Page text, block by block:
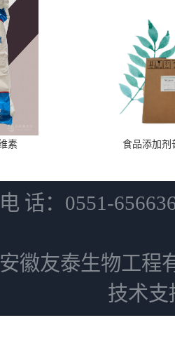
素 食品添加剂
话：0551-
安徽友泰生物工程
技术